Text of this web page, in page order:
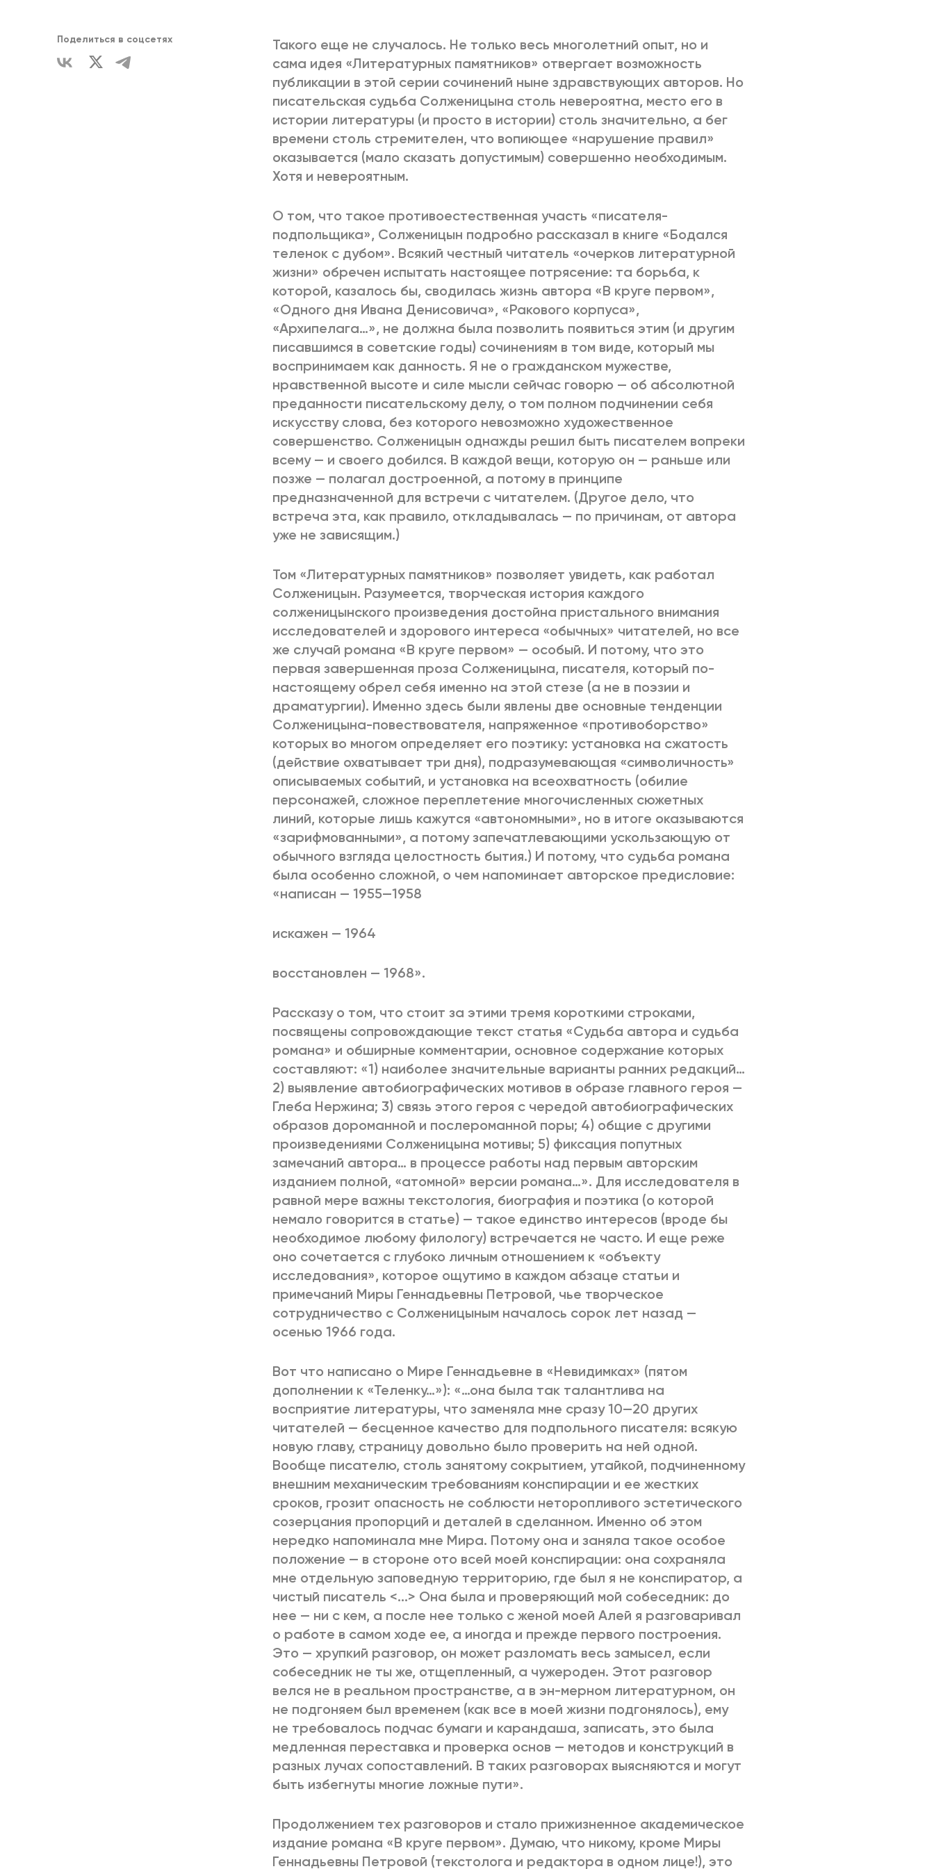
ПОДРОБНЕЕ
ВСЕ КНИГИ
Поделиться в соцсетях
Такого еще не случалось. Не только весь многолетний опыт, но и
сама идея «Литературных памятников» отвергает возможность
публикации в этой серии сочинений ныне здравствующих авторов. Но
писательская судьба Солженицына столь невероятна, место его в
истории литературы (и просто в истории) столь значительно, а бег
времени столь стремителен, что вопиющее «нарушение правил»
оказывается (мало сказать допустимым) совершенно необходимым.
Хотя и невероятным.
О том, что такое противоестественная участь «писателя-
подпольщика», Солженицын подробно рассказал в книге «Бодался
теленок с дубом». Всякий честный читатель «очерков литературной
жизни» обречен испытать настоящее потрясение: та борьба, к
которой, казалось бы, сводилась жизнь автора «В круге первом»,
«Одного дня Ивана Денисовича», «Ракового корпуса»,
«Архипелага…», не должна была позволить появиться этим (и другим
писавшимся в советские годы) сочинениям в том виде, который мы
воспринимаем как данность. Я не о гражданском мужестве,
нравственной высоте и силе мысли сейчас говорю — об абсолютной
преданности писательскому делу, о том полном подчинении себя
искусству слова, без которого невозможно художественное
совершенство. Солженицын однажды решил быть писателем вопреки
всему — и своего добился. В каждой вещи, которую он — раньше или
позже — полагал достроенной, а потому в принципе
предназначенной для встречи с читателем. (Другое дело, что
встреча эта, как правило, откладывалась — по причинам, от автора
уже не зависящим.)
Том «Литературных памятников» позволяет увидеть, как работал
Солженицын. Разумеется, творческая история каждого
солженицынского произведения достойна пристального внимания
исследователей и здорового интереса «обычных» читателей, но все
же случай романа «В круге первом» — особый. И потому, что это
первая завершенная проза Солженицына, писателя, который по-
настоящему обрел себя именно на этой стезе (а не в поэзии и
драматургии). Именно здесь были явлены две основные тенденции
Солженицына-повествователя, напряженное «противоборство»
которых во многом определяет его поэтику: установка на сжатость
(действие охватывает три дня), подразумевающая «символичность»
описываемых событий, и установка на всеохватность (обилие
персонажей, сложное переплетение многочисленных сюжетных
линий, которые лишь кажутся «автономными», но в итоге оказываются
«зарифмованными», а потому запечатлевающими ускользающую от
обычного взгляда целостность бытия.) И потому, что судьба романа
была особенно сложной, о чем напоминает авторское предисловие:
«написан — 1955—1958
искажен — 1964
восстановлен — 1968».
Рассказу о том, что стоит за этими тремя короткими строками,
посвящены сопровождающие текст статья «Судьба автора и судьба
романа» и обширные комментарии, основное содержание которых
составляют: «1) наиболее значительные варианты ранних редакций…
2) выявление автобиографических мотивов в образе главного героя —
Глеба Нержина; 3) связь этого героя с чередой автобиографических
образов дороманной и послероманной поры; 4) общие с другими
произведениями Солженицына мотивы; 5) фиксация попутных
замечаний автора… в процессе работы над первым авторским
изданием полной, «атомной» версии романа…». Для исследователя в
равной мере важны текстология, биография и поэтика (о которой
немало говорится в статье) — такое единство интересов (вроде бы
необходимое любому филологу) встречается не часто. И еще реже
оно сочетается с глубоко личным отношением к «объекту
исследования», которое ощутимо в каждом абзаце статьи и
примечаний Миры Геннадьевны Петровой, чье творческое
сотрудничество с Солженицыным началось сорок лет назад —
осенью 1966 года.
Вот что написано о Мире Геннадьевне в «Невидимках» (пятом
дополнении к «Теленку…»): «…она была так талантлива на
восприятие литературы, что заменяла мне сразу 10—20 других
читателей — бесценное качество для подпольного писателя: всякую
новую главу, страницу довольно было проверить на ней одной.
Вообще писателю, столь занятому сокрытием, утайкой, подчиненному
внешним механическим требованиям конспирации и ее жестких
сроков, грозит опасность не соблюсти неторопливого эстетического
созерцания пропорций и деталей в сделанном. Именно об этом
нередко напоминала мне Мира. Потому она и заняла такое особое
положение — в стороне ото всей моей конспирации: она сохраняла
мне отдельную заповедную территорию, где был я не конспиратор, а
чистый писатель <...> Она была и проверяющий мой собеседник: до
нее — ни с кем, а после нее только с женой моей Алей я разговаривал
о работе в самом ходе ее, а иногда и прежде первого построения.
Это — хрупкий разговор, он может разломать весь замысел, если
собеседник не ты же, отщепленный, а чужероден. Этот разговор
велся не в реальном пространстве, а в эн-мерном литературном, он
не подгоняем был временем (как все в моей жизни подгонялось), ему
не требовалось подчас бумаги и карандаша, записать, это была
медленная переставка и проверка основ — методов и конструкций в
разных лучах сопоставлений. В таких разговорах выясняются и могут
быть избегнуты многие ложные пути».
Продолжением тех разговоров и стало прижизненное академическое
издание романа «В круге первом». Думаю, что никому, кроме Миры
Геннадьевны Петровой (текстолога и редактора в одном лице!), это